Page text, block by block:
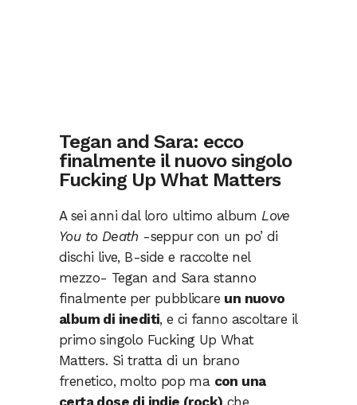
Tegan and Sara: ecco
finalmente il nuovo singolo
Fucking Up What Matters
A sei anni dal loro ultimo album Love
You to Death -seppur con un po’ di
dischi live, B-side e raccolte nel
mezzo- Tegan and Sara stanno
finalmente per pubblicare un nuovo
album di inediti, e ci fanno ascoltare il
primo singolo Fucking Up What
Matters. Si tratta di un brano
frenetico, molto pop ma con una
certa dose di indie (rock) che